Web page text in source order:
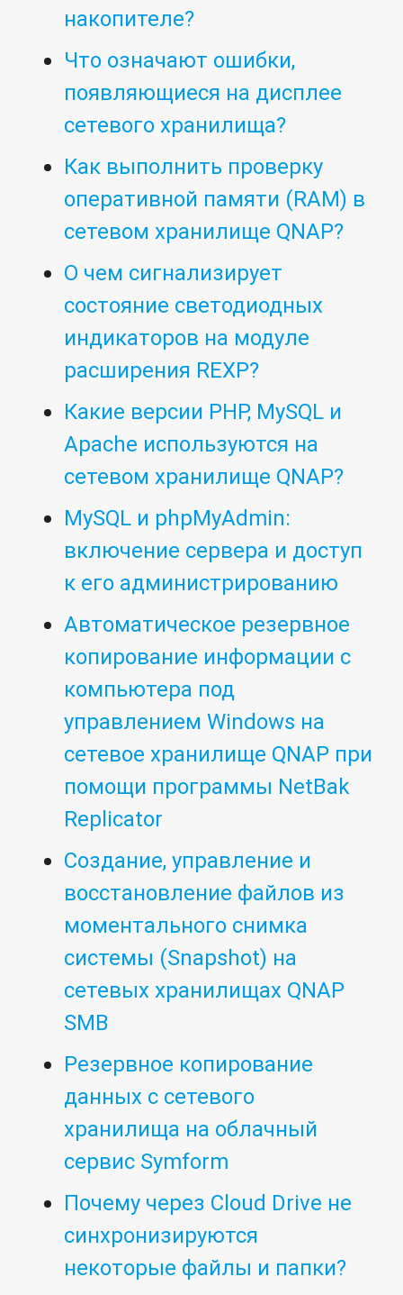
накопителе?
Что означают ошибки,
появляющиеся на дисплее
сетевого хранилища?
Как выполнить проверку
оперативной памяти (RAM) в
сетевом хранилище QNAP?
О чем сигнализирует
состояние светодиодных
индикаторов на модуле
расширения REXP?
Какие версии PHP, MySQL и
Apache используются на
сетевом хранилище QNAP?
MySQL и phpMyAdmin:
включение сервера и доступ
к его администрированию
Автоматическое резервное
копирование информации с
компьютера под
управлением Windows на
сетевое хранилище QNAP при
помощи программы NetBak
Replicator
Создание, управление и
восстановление файлов из
моментального снимка
системы (Snapshot) на
сетевых хранилищах QNAP
SMB
Резервное копирование
данных с сетевого
хранилища на облачный
сервис Symform
Почему через Cloud Drive не
синхронизируются
некоторые файлы и папки?